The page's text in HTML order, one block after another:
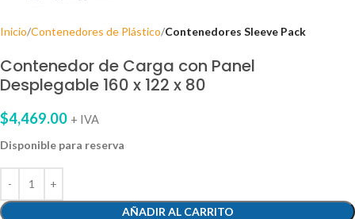
Inicio Contenedores de Plástico Contenedores Sleeve Pack
Contenedor de Carga con Panel
Desplegable 160 x 122 x 80
$4,469.00 + IVA
Disponible para reserva
AÑADIR AL CARRITO